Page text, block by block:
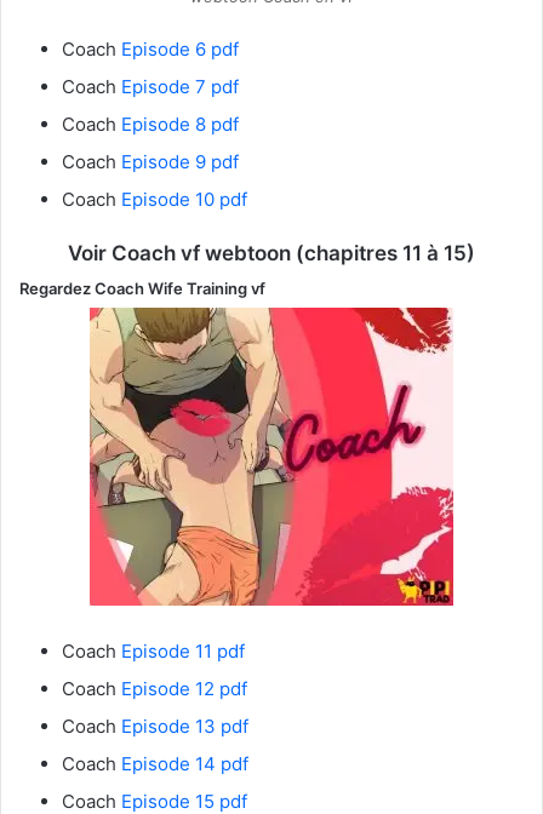
Coach Episode 6 pdf
Coach Episode 7 pdf
Coach Episode 8 pdf
Coach Episode 9 pdf
Coach Episode 10 pdf
Voir Coach vfwebtoon (chapitres 11 à 15)
RegardezCoach Wife Trainingvf
Coach Episode 11 pdf
Coach Episode 12 pdf
Coach Episode 13 pdf
Coach Episode 14 pdf
Coach Episode 15 pdf